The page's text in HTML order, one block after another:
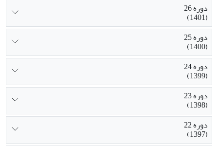
دوره 26
(1401)
دوره 25
(1400)
دوره 24
(1399)
دوره 23
(1398)
دوره 22
(1397)